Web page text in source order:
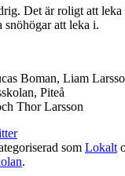
Det är roligt att
snöhögar att leka i.
Boman, Liam
Piteå
Thor Larsson
som Lokalt
.